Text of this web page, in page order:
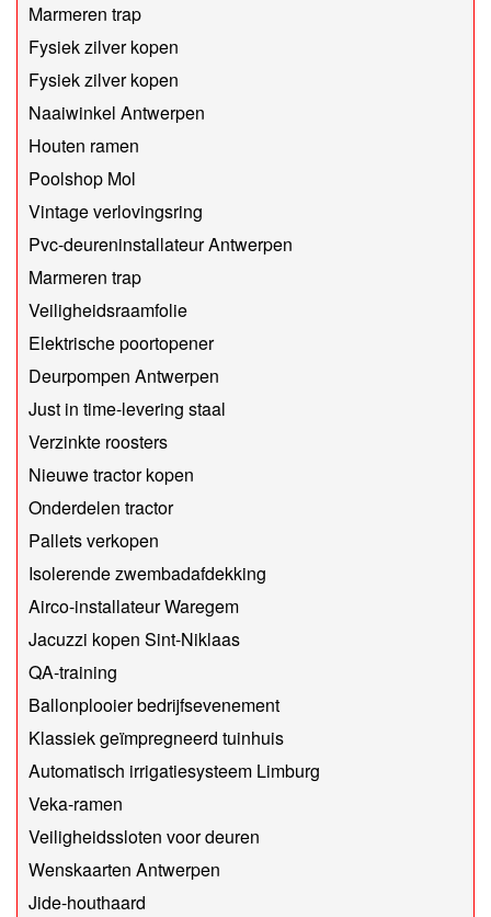
Marmeren trap
Fysiek zilver kopen
Fysiek zilver kopen
Naaiwinkel Antwerpen
Houten ramen
Poolshop Mol
Vintage verlovingsring
Pvc-deureninstallateur Antwerpen
Marmeren trap
Veiligheidsraamfolie
Elektrische poortopener
Deurpompen Antwerpen
Just in time-levering staal
Verzinkte roosters
Nieuwe tractor kopen
Onderdelen tractor
Pallets verkopen
Isolerende zwembadafdekking
Airco-installateur Waregem
Jacuzzi kopen Sint-Niklaas
QA-training
Ballonplooier bedrijfsevenement
Klassiek geïmpregneerd tuinhuis
Automatisch irrigatiesysteem Limburg
Veka-ramen
Veiligheidssloten voor deuren
Wenskaarten Antwerpen
Jide-houthaard